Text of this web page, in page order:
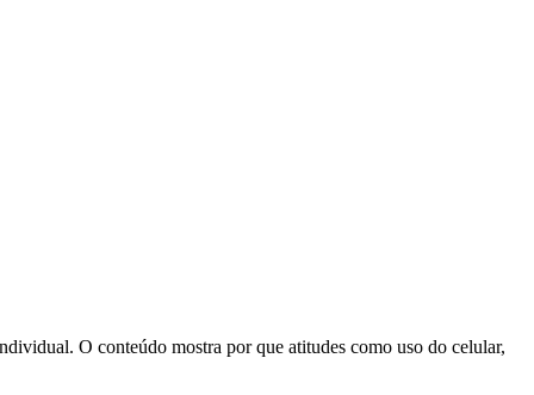
O conteúdo mostra por que atitudes como uso do celular,